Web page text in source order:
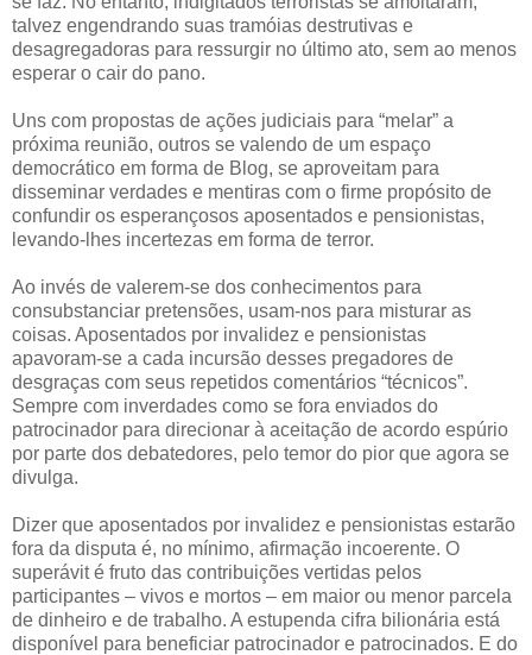
talvez engendrando suas tramóias destrutivas e
desagregadoras para ressurgir no último ato, sem ao menos
esperar o cair do pano.
Uns com propostas de ações judiciais para “melar” a
próxima reunião, outros se valendo de um espaço
democrático em forma de Blog, se aproveitam para
disseminar verdades e mentiras com o firme propósito de
confundir os esperançosos aposentados e pensionistas,
levando-lhes incertezas em forma de terror.
Ao invés de valerem-se dos conhecimentos para
consubstanciar pretensões, usam-nos para misturar as
coisas. Aposentados por invalidez e pensionistas
apavoram-se a cada incursão desses pregadores de
desgraças com seus repetidos comentários “técnicos”.
Sempre com inverdades como se fora enviados do
patrocinador para direcionar à aceitação de acordo espúrio
por parte dos debatedores, pelo temor do pior que agora se
divulga.
Dizer que aposentados por invalidez e pensionistas estarão
fora da disputa é, no mínimo, afirmação incoerente. O
superávit é fruto das contribuições vertidas pelos
participantes – vivos e mortos – em maior ou menor parcela
de dinheiro e de trabalho. A estupenda cifra bilionária está
disponível para beneficiar patrocinador e patrocinados. E do